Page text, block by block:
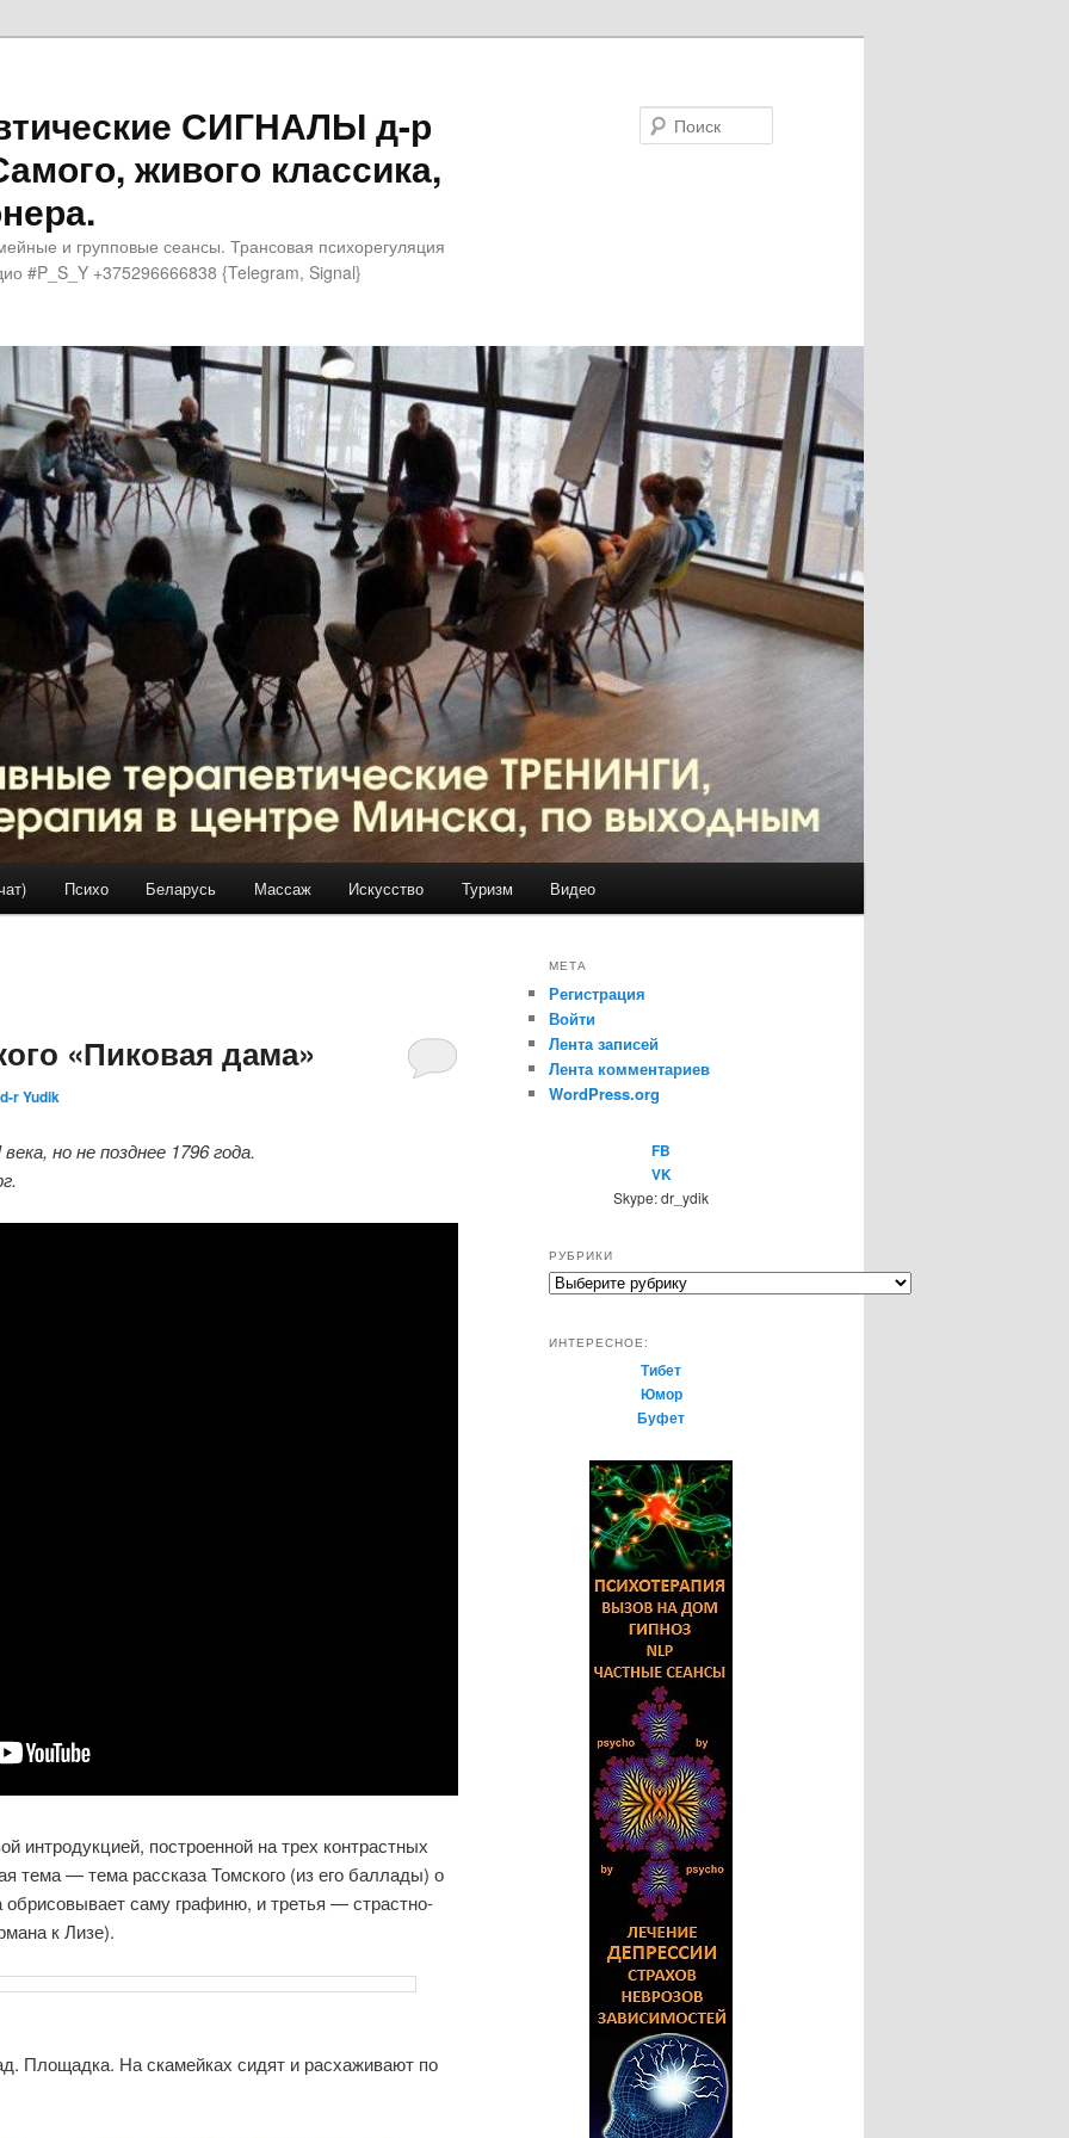
СИГНАЛЫ д-р
живого классика,
и групповые сеансы. Трансовая психорегуляция
#P_S_Y +375296666838 {Telegram, Signal}
Психо Беларусь Массаж Искусство Туризм Видео
«Пиковая дама»
d-r Yudik
но не позднее 1796 года.
интродукцией, построенной на трех контрастных
тема — тема рассказа Томского (из его баллады) о
обрисовывает саму графиню, и третья — страстно-
к Лизе).
Площадка. На скамейках сидят и расхаживают по
МЕТА
Регистрация
Войти
Лента записей
Лента комментариев
WordPress.org
FB
VK
Skype: dr_ydik
РУБРИКИ
Р
р
ИНТЕРЕСНОЕ:
Тибет
Юмор
Буфет